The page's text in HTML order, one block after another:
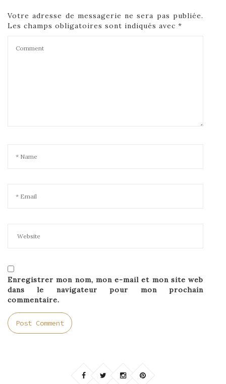
Votre adresse de messagerie ne sera pas publiée.
Les champs obligatoires sont indiqués avec *
Enregistrer mon nom, mon e-mail et mon site web
dans le navigateur pour mon prochain
commentaire.